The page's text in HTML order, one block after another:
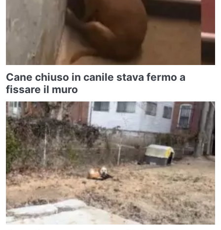
Cane chiuso in canile stava fermo a
fissare il muro